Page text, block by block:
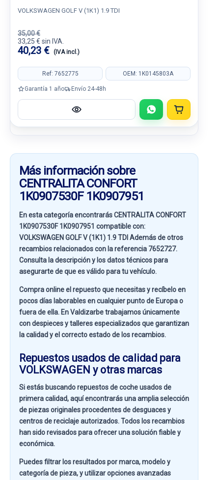
VOLKSWAGEN GOLF V (1K1) 1.9 TDI
35,00 €
33,25 € sin IVA.
40,23 € (IVA incl.)
Ref: 7652775 OEM: 1K0145803A
Garantía 1 año Envío 24-48h
Más información sobre
CENTRALITA CONFORT
1K0907530F 1K0907951
En esta categoría encontrarás CENTRALITA CONFORT
1K0907530F 1K0907951 compatible con:
VOLKSWAGEN GOLF V (1K1) 1.9 TDI Además de otros
recambios relacionados con la referencia 7652727.
Consulta la descripción y los datos técnicos para
asegurarte de que es válido para tu vehículo.
Compra online el repuesto que necesitas y recíbelo en
pocos días laborables en cualquier punto de Europa o
fuera de ella. EnValdizarbetrabajamos únicamente
con despieces y talleres especializados que garantizan
la calidad y el correcto estado de los recambios.
Repuestos usados de calidad para
VOLKSWAGEN y otras marcas
Si estás buscandorepuestos de coche usados de
primera calidad, aquí encontrarás una amplia selección
de piezas originales procedentes de desguaces y
centros de reciclaje autorizados. Todos los recambios
han sido revisados para ofrecer una solución fiable y
económica.
Puedes filtrar los resultados pormarca, modelo y
categoría de pieza, y utilizar opciones avanzadas